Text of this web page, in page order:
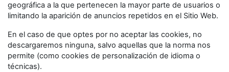
geográfica a la que pertenecen la mayor parte de usuarios o
limitando la aparición de anuncios repetidos en el Sitio Web.
En el caso de que optes por no aceptar las cookies, no
descargaremos ninguna, salvo aquellas que la norma nos
permite (como cookies de personalización de idioma o
técnicas).